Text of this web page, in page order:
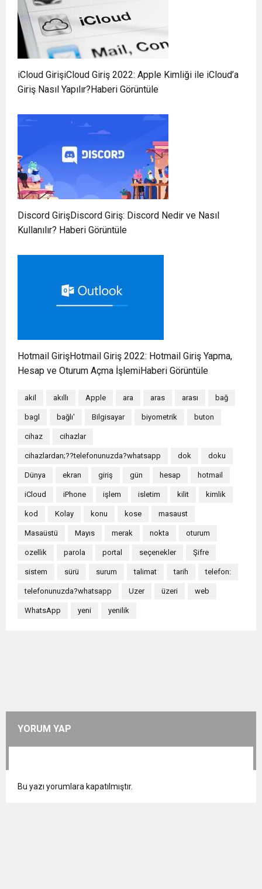
iCloud GirişiCloud Giriş 2022: Apple Kimliği ile iCloud’a
Giriş Nasıl Yapılır?Haberi Görüntüle
Discord GirişDiscord Giriş: Discord Nedir ve Nasıl
Kullanılır? Haberi Görüntüle
Hotmail GirişHotmail Giriş 2022: Hotmail Giriş Yapma,
Hesap ve Oturum Açma İşlemiHaberi Görüntüle
akil akıllı Apple ara aras arası bağ
bagl bağlı' Bilgisayar biyometrik buton
cihaz cihazlar
cihazlardan;??telefonunuzda?whatsapp dok doku
Dünya ekran giriş gün hesap hotmail
iCloud iPhone işlem isletim kilit kimlik
kod Kolay konu kose masaust
Masaüstü Mayıs merak nokta oturum
ozellik parola portal seçenekler Şifre
sistem sürü surum talimat tarih telefon:
telefonunuzda?whatsapp Uzer üzeri web
WhatsApp yeni yenilik
YORUM YAP
Bu yazı yorumlara kapatılmıştır.